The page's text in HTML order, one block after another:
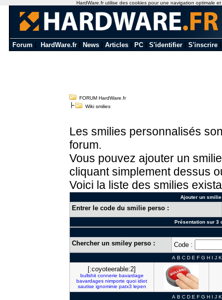
Forum HardWare.fr News Articles PC S'identifier S'inscrire
FORUM HardWare.fr
Wiki smilies
Les smilies personnalisés
forum.
Vous pouvez ajouter un
cliquant simplement dessus
Voici la liste des smilies
Ajouter un
Entrer le code du smilie perso :
Présentation sur 3
Chercher un smiley perso : Code :
A B C D E F G H I J K
[:coyoteerable:2]
bullshit connerie bavardage
bavardages nimporte quoi idiot
sautise ignominie patx3 lepen
A B C D E F G H I J K
HardWare.fr utilise des cookies pour une navigation optimale